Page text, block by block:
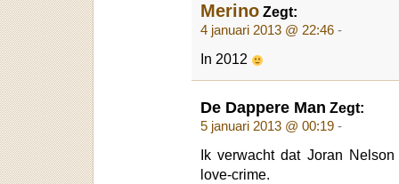
Merino Zegt:
4 januari 2013 @ 22:46 -
In 2012
De Dappere Man Zegt:
5 januari 2013 @ 00:19 -
Ik verwacht dat Joran
love-crime.